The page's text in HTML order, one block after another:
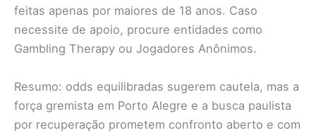
feitas apenas por maiores de 18 anos. Caso
necessite de apoio, procure entidades como
Gambling Therapy ou Jogadores Anônimos.
Resumo: odds equilibradas sugerem cautela, mas a
força gremista em Porto Alegre e a busca paulista
por recuperação prometem confronto aberto e com